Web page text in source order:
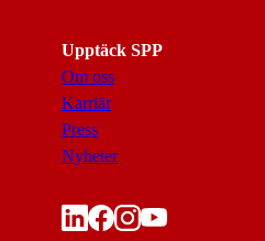
Upptäck SPP
Om oss
Karriär
Press
Nyheter